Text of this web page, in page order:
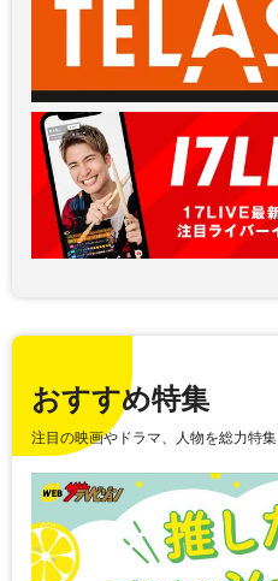
おすすめ特集
注目の映画やドラマ、人物を総力特集